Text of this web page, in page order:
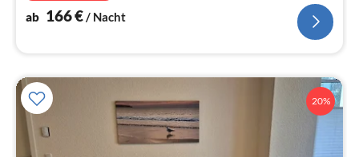
ab 166€ / Nacht
20%